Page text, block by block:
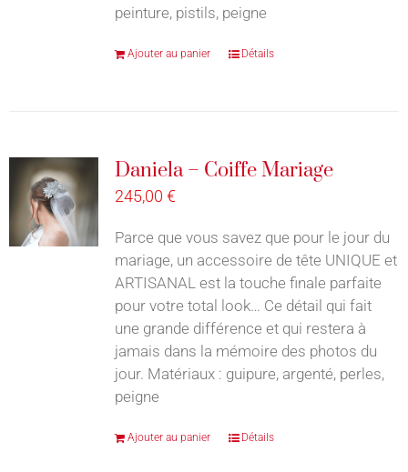
peinture, pistils, peigne
Ajouter au panier Détails
Daniela – Coiffe Mariage
245,00 €
Parce que vous savez que pour le jour du
mariage, un accessoire de tête UNIQUE et
ARTISANAL est la touche finale parfaite
pour votre total look… Ce détail qui fait
une grande différence et qui restera à
jamais dans la mémoire des photos du
jour. Matériaux : guipure, argenté, perles,
peigne
Ajouter au panier Détails